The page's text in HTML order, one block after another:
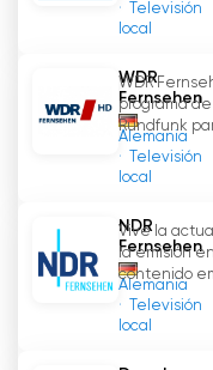
Televisión
local
WDR
Fernsehen
Alemania
Televisión
local
WDR
programa
Rundfunk
NDR
Fernsehen
Alemania
Televisión
local
Vive la
la emisión
contenido